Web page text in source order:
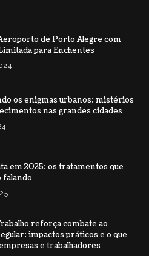
de Porto Alegre com
para Enchentes
os enigmas urbanos: mistérios
nas grandes cidades
em 2025: os tratamentos que
falando
reforça combate ao
impactos práticos e o que
e trabalhadores